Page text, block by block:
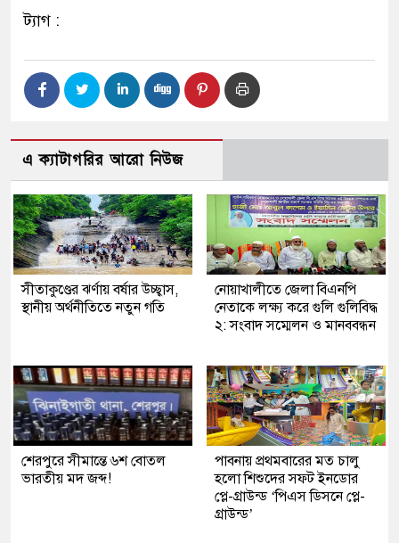
ট্যাগ :
এ ক্যাটাগরির আরো নিউজ
সীতাকুণ্ডের ঝর্ণায় বর্ষার উচ্ছ্বাস,
স্থানীয় অর্থনীতিতে নতুন গতি
নোয়াখালীতে জেলা বিএনপি
নেতাকে লক্ষ্য করে গুলি গুলিবিদ্ধ
২: সংবাদ সম্মেলন ও মানববন্ধন
শেরপুরে সীমান্তে ৬শ বোতল
ভারতীয় মদ জব্দ!
পাবনায় প্রথমবারের মত চালু
হলো শিশুদের সফট ইনডোর
প্লে-গ্রাউন্ড ‘পিএস ডিসনে প্লে-
গ্রাউন্ড’